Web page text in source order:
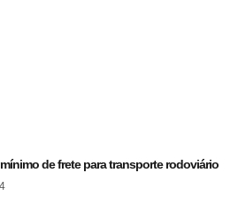
de frete para transporte rodoviário